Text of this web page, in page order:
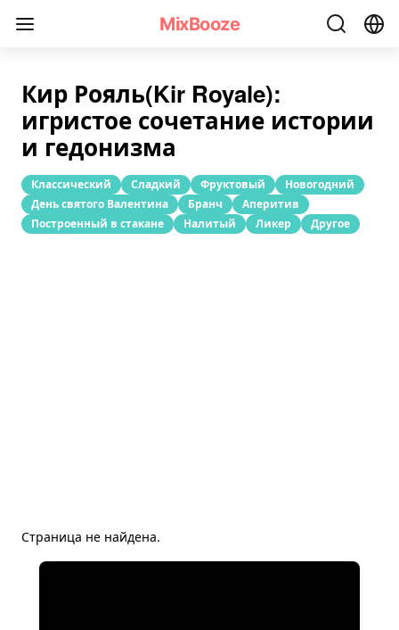
MixBooze
Кир Рояль(Kir Royale):
игристое сочетание истории
и гедонизма
Классический Сладкий Фруктовый
Новогодний
День святого Валентина
Бранч
Аперитив
Построенный в стакане
Налитый Ликер Другое
Страница не найдена.